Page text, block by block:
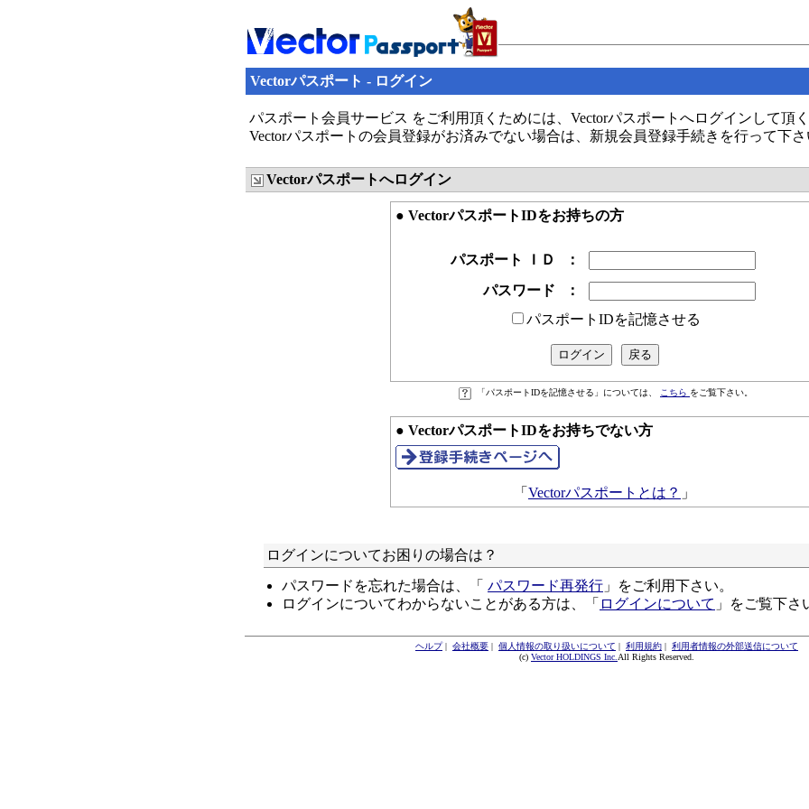
Vectorパスポート - ログイン
パスポート会員サービス をご利用頂くためには、Vectorパスポートへログインして頂
Vectorパスポートの会員登録がお済みでない場合は、新規会員登録手続きを行って下
Vectorパスポートへログイン
● VectorパスポートIDをお持ちの方
パスポート ＩＤ
：
パスワード
：
パスポートIDを記憶させる
「パスポートIDを記憶させる」については、 こちら をご覧下さい。
● VectorパスポートIDをお持ちでない方
「 Vectorパスポートとは？ 」
ログインについてお困りの場合は？
パスワードを忘れた場合は、「 パスワード再発行 」をご利用下さい。
ログインについてわからないことがある方は、「 ログインについて 」をご覧下さ
ヘルプ| 会社概要 | 個人情報の取り扱いについて | 利用規約 | 利用者情報の外部送信について
(c) Vector HOLDINGS Inc. All Rights Reserved.